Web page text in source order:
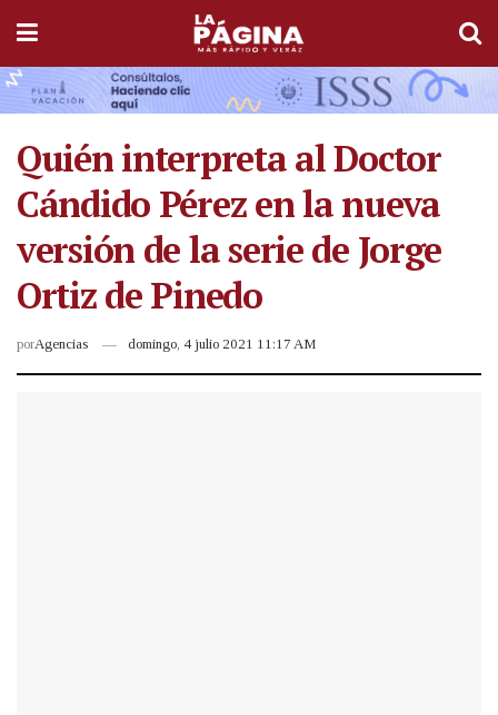
Quién interpreta al Doctor
Cándido Pérez en la nueva
versión de la serie de Jorge
Ortiz de Pinedo
porAgencias domingo, 4 julio 2021 11:17 AM